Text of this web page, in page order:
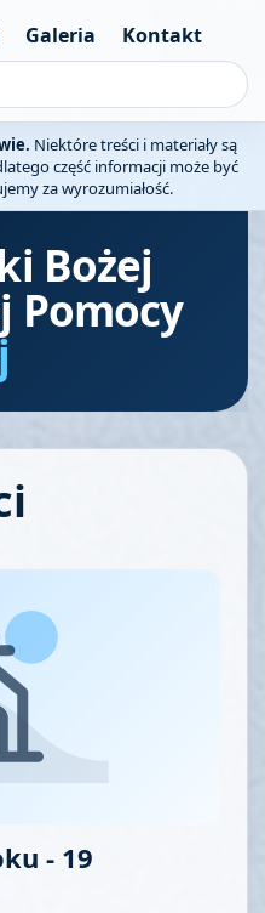
Galeria Kontakt
Niektóre treści i materiały są
część informacji może być
za wyrozumiałość.
Bożej
Pomocy
- 19